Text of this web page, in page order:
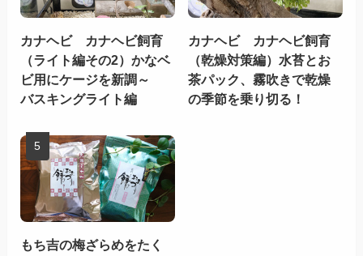
カナヘビ カナヘビ飼育
（ライト編その2）かなベ
ビ用にケージを新調～
バスキングライト編
カナヘビ カナヘビ飼育
（乾燥対策編）水苔とお
茶パック、霧吹きで乾燥
の季節を乗り切る！
もち吉の梅ざらめをたく